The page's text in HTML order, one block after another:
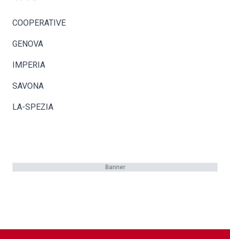
COOPERATIVE
GENOVA
IMPERIA
SAVONA
LA-SPEZIA
Banner